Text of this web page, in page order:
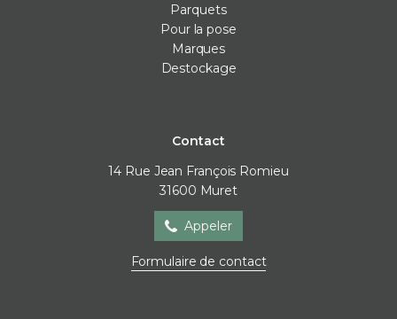
Parquets
Pour la pose
Marques
Destockage
Contact
14 Rue Jean François Romieu
31600 Muret
Appeler
Formulaire de contact